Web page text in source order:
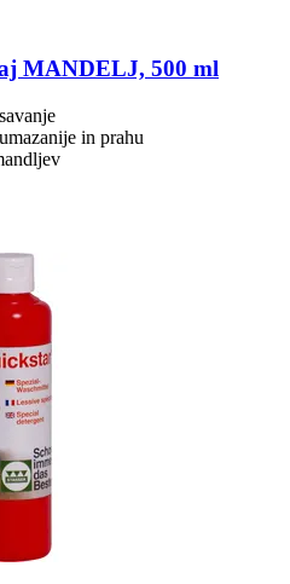
MANDELJ, 500 ml
in prahu